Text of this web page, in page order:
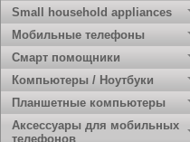
Small household appliances
Мобильные телефоны
Смарт помощники
Компьютеры / Ноутбуки
Планшетные компьютеры
Аксессуары для мобильных
телефонов